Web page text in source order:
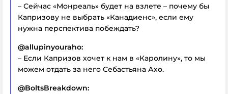
– Сейчас «Монреаль» будет на взлете – почему бы
Капризову не выбрать «Канадиенс», если ему
нужна перспектива побеждать?
@allupinyouraho:
– Если Капризов хочет к нам в «Каролину», то мы
можем отдать за него Себастьяна Ахо.
@BoltsBreakdown: